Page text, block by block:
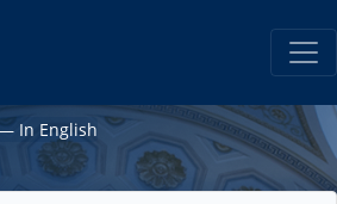
In English